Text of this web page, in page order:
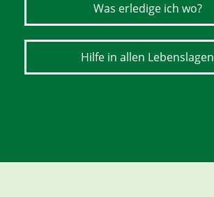
Was erledige ich wo?
Hilfe in allen Lebenslagen